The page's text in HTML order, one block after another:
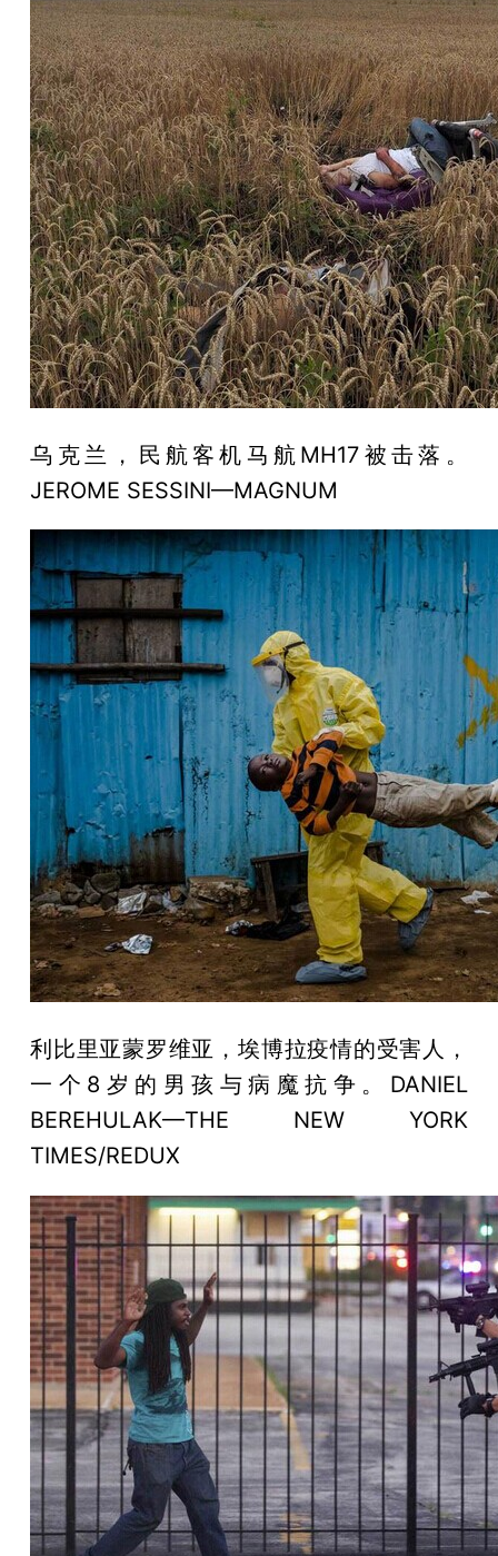
乌克兰，民航客机马航MH17被击落。
JEROME SESSINI—MAGNUM
利比里亚蒙罗维亚，埃博拉疫情的受害人，
一个8岁的男孩与病魔抗争。DANIEL
BEREHULAK—THE NEW YORK
TIMES/REDUX